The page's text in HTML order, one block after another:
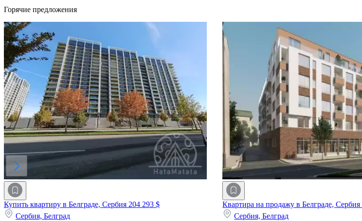
Горячие предложения
Купить квартиру в Белграде, Сербия 204 293 $
Сербия, Белград
Квартира на продажу в Белграде, Сербия
Сербия,Белград